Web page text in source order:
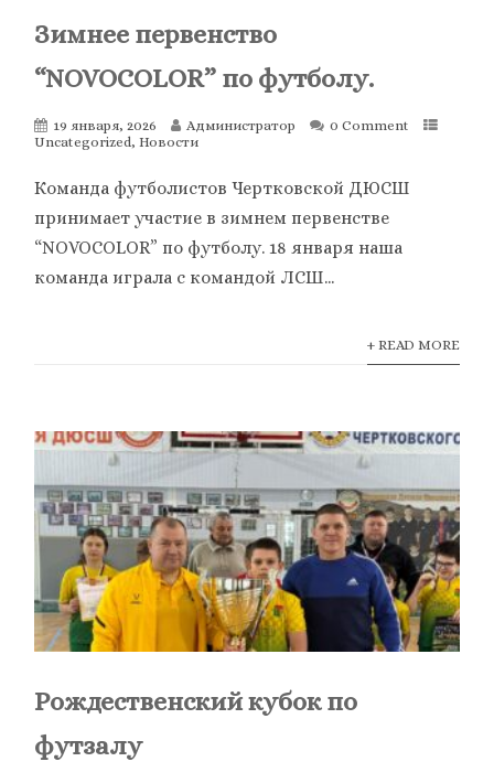
Зимнее первенство
“NOVOCOLOR” по футболу.
19 января, 2026 Администратор
0 Comment
Uncategorized,Новости
Команда футболистов Чертковской ДЮСШ
принимает участие в зимнем первенстве
“NOVOCOLOR” по футболу. 18 января наша
команда играла с командой ЛСШ...
+ READ MORE
Рождественский кубок по
футзалу